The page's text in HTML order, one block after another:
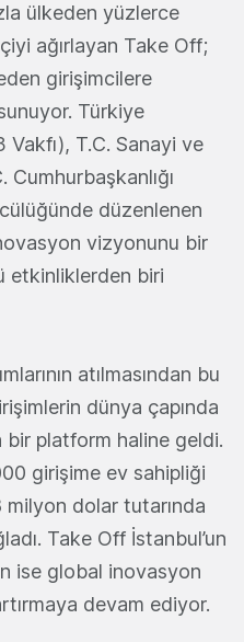
ülkeden yüzlerce
ağırlayan Take Off;
girişimcilere
Türkiye
Vakfı), T.C. Sanayi ve
Cumhurbaşkanlığı
düzenlenen
vizyonunu bir
etkinliklerden biri
atılmasından bu
dünya çapında
bir platform haline geldi.
girişime ev sahipliği
dolar tutarında
Take Off İstanbul’un
ise global inovasyon
devam ediyor.